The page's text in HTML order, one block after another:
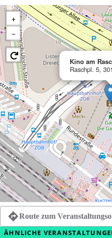
Kino am
Raschpl. 5,
+
−
Route zum
ÄHNLICHE